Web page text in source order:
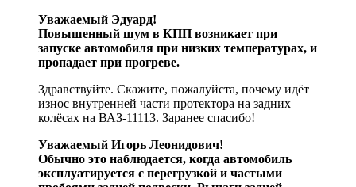
Уважаемый Эдуард!
Повышенный шум в КПП возникает при
запуске автомобиля при низких температурах, и
пропадает при прогреве.
Здравствуйте. Скажите, пожалуйста, почему идёт
износ внутренней части протектора на задних
колёсах на ВАЗ-11113. Заранее спасибо!
Уважаемый Игорь Леонидович!
Обычно это наблюдается, когда автомобиль
эксплуатируется с перегрузкой и частыми